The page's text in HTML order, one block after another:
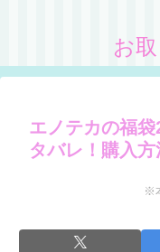
お
エノテカの福
タバレ！購入
※